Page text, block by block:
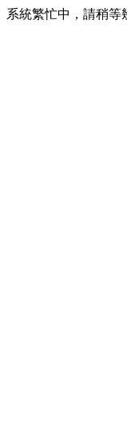
系統繁忙中，請稍等